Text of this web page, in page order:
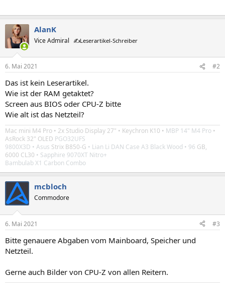
AlanK
Vice Admiral ✍️Leserartikel-Schreiber
6. Mai 2021 #2
Das ist kein Leserartikel.
Wie ist der RAM getaktet?
Screen aus BIOS oder CPU-Z bitte
Wie alt ist das Netzteil?
Mac mini M4 Pro • 2x Studio Display 27" • Keychron K10 • MBP 14" M4 Pro •
AsRock 32" OLED PGO32UFS
9800X3D • Asus Strix B850-G • Lian Li DAN Case A3 Black Wood • 96 GB,
6000 CL30 • Sapphire 9070XT Nitro+
Bambulab X1 Carbon Combo
mcbloch
Commodore
6. Mai 2021 #3
Bitte genauere Abgaben vom Mainboard, Speicher und
Netzteil.
Gerne auch Bilder von CPU-Z von allen Reitern.